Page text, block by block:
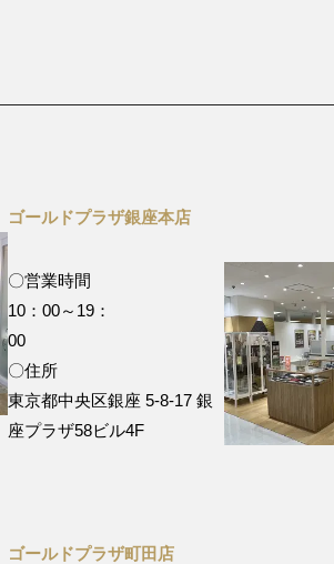
ゴールドプラザ銀座本店
〇営業時間
10：00～19：
00
〇住所
東京都中央区銀座 5-8-17 銀
座プラザ58ビル4F
ゴールドプラザ町田店